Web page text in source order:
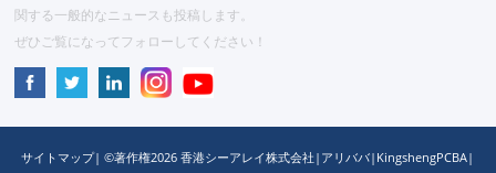
関する一般的なニュースも投稿します。
ぜひご覧になってフォローしてください！
サイトマップ| ©著作権2026 香港シーアレイ株式会社 | アリババ| KingshengPCBA|